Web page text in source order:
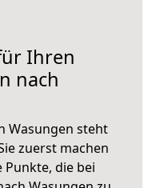
Ihren
nach
Wasungen steht
zuerst machen
Punkte, die bei